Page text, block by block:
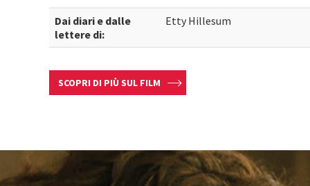
Dai diari e dalle
lettere di:
Etty Hillesum
SCOPRI DI PIÙ SUL FILM